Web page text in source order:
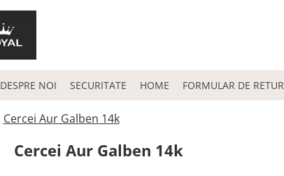
DESPRE NOI SECURITATE HOME FORMULAR DE RETUR
Cercei Aur Galben 14k
Cercei Aur Galben 14k